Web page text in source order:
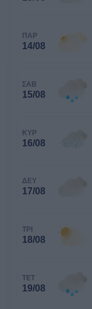
ΠΑΡ
14/08
ΣΑΒ
15/08
ΚΥΡ
16/08
ΔΕΥ
17/08
ΤΡΙ
18/08
ΤΕΤ
19/08